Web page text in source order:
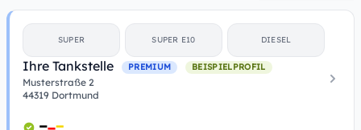
SUPER SUPER E10 DIESEL
Ihre Tankstelle PREMIUM BEISPIELPROFIL
Musterstraße 2
44319 Dortmund